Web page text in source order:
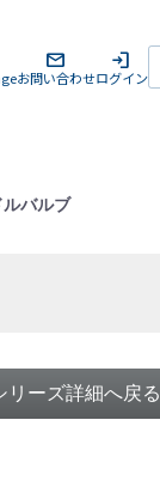
mail
お問い合わせ
login
ログイン
バルブ
リーズ詳細へ戻る